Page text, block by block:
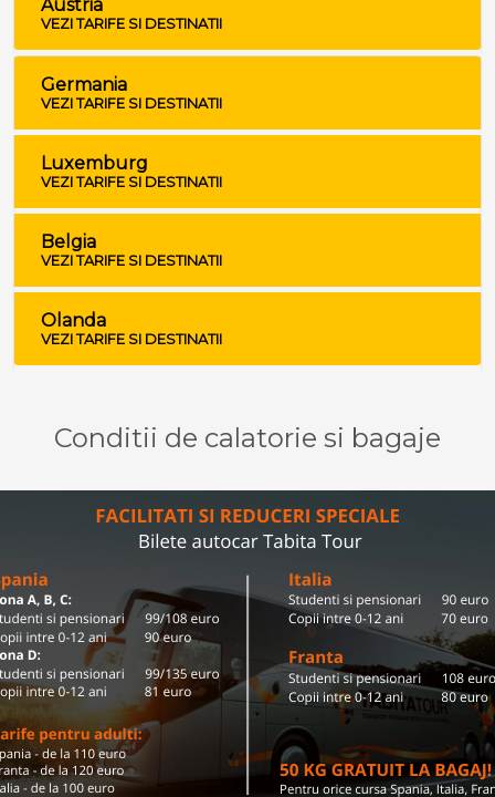
Austria
VEZI TARIFE SI DESTINATII
Germania
VEZI TARIFE SI DESTINATII
Luxemburg
VEZI TARIFE SI DESTINATII
Belgia
VEZI TARIFE SI DESTINATII
Olanda
VEZI TARIFE SI DESTINATII
Conditii de calatorie si bagaje